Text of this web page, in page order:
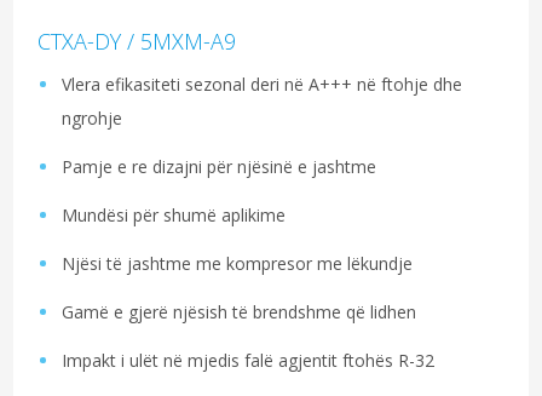
CTXA-DY / 5MXM-A9
Vlera efikasiteti sezonal deri në A+++ në ftohje dhe
ngrohje
Pamje e re dizajni për njësinë e jashtme
Mundësi për shumë aplikime
Njësi të jashtme me kompresor me lëkundje
Gamë e gjerë njësish të brendshme që lidhen
Impakt i ulët në mjedis falë agjentit ftohës R-32